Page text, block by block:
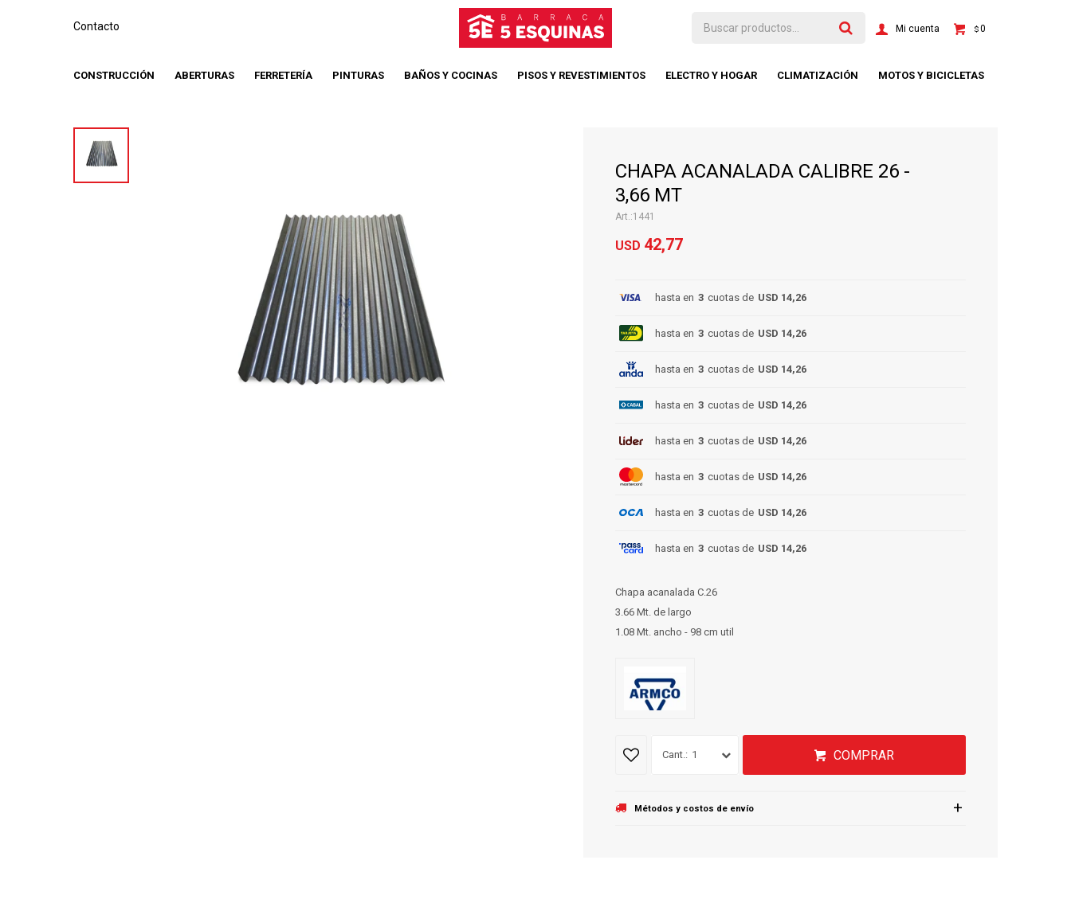
CONSTRUCCIÓN ABERTURAS FERRETERÍA PINTURAS BAÑOS Y COCINAS PISOS Y REVESTIMIENTOS ELECTRO Y HOGAR CLIMATIZACIÓN MOTOS Y BICICLETAS
$0
Contacto
CHAPA ACANALADA CALIBRE 26 -
3,66 MT
1441
USD 42,77
hasta en 3 cuotas de USD 14,26
hasta en 3 cuotas de USD 14,26
hasta en 3 cuotas de USD 14,26
hasta en 3 cuotas de USD 14,26
hasta en 3 cuotas de USD 14,26
hasta en 3 cuotas de USD 14,26
hasta en 3 cuotas de USD 14,26
hasta en 3 cuotas de USD 14,26
Chapa acanalada C.26
3.66 Mt. de largo
1.08 Mt. ancho - 98 cm util
1 COMPRAR
Métodos y costos de envío